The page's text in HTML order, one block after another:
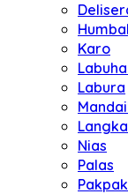
Karo
Labura
Nias
Palas